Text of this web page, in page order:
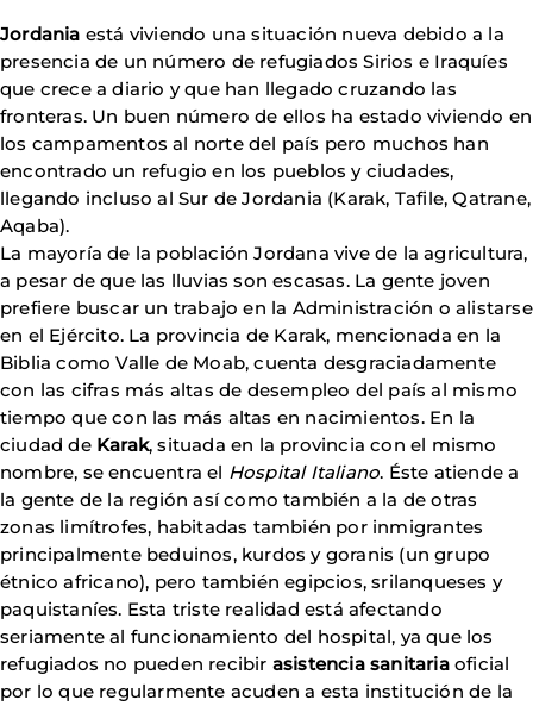
Jordania está viviendo una situación nueva debido a la
presencia de un número de refugiados Sirios e Iraquíes
que crece a diario y que han llegado cruzando las
fronteras. Un buen número de ellos ha estado viviendo en
los campamentos al norte del país pero muchos han
encontrado un refugio en los pueblos y ciudades,
llegando incluso al Sur de Jordania (Karak, Tafile, Qatrane,
Aqaba).
La mayoría de la población Jordana vive de la agricultura,
a pesar de que las lluvias son escasas. La gente joven
prefiere buscar un trabajo en la Administración o alistarse
en el Ejército. La provincia de Karak, mencionada en la
Biblia como Valle de Moab, cuenta desgraciadamente
con las cifras más altas de desempleo del país al mismo
tiempo que con las más altas en nacimientos. En la
ciudad de Karak, situada en la provincia con el mismo
nombre, se encuentra el Hospital Italiano. Éste atiende a
la gente de la región así como también a la de otras
zonas limítrofes, habitadas también por inmigrantes
principalmente beduinos, kurdos y goranis (un grupo
étnico africano), pero también egipcios, srilanqueses y
paquistaníes. Esta triste realidad está afectando
seriamente al funcionamiento del hospital, ya que los
refugiados no pueden recibir asistencia sanitariaoficial
por lo que regularmente acuden a esta institución de la